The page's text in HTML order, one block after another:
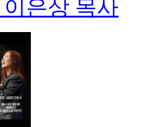
은상 목사